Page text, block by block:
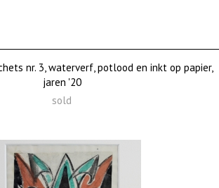
nr. 3, waterverf, potlood en inkt op papier,
jaren '20
sold